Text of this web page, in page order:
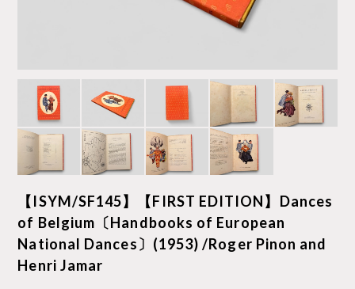
【ISYM/SF145】【FIRST EDITION】Dances
of Belgium〔Handbooks of European
National Dances〕(1953) /Roger Pinon and
Henri Jamar